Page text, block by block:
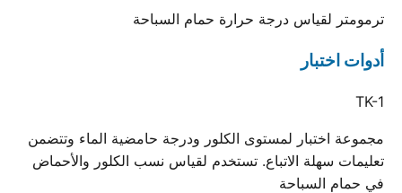
ترمومتر لقياس درجة حرارة حمام السباحة
أدوات اختبار
TK-1
مجموعة اختبار لمستوى الكلور ودرجة حامضية الماء وتتضمن
تعليمات سهلة الاتباع. تستخدم لقياس نسب الكلور والأحماض
في حمام السباحة